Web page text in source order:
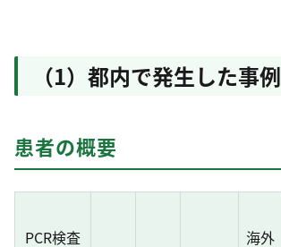
（1）都内で発生した事例
患者の概要
PCR検査
海外